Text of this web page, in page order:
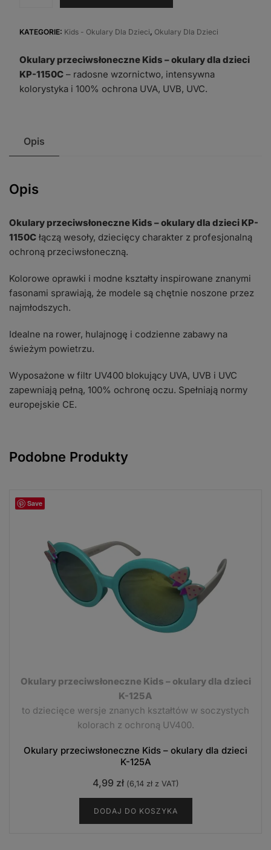
Kids
okulary
dla
dzieci
KATEGORIE: Kids - Okulary Dla Dzieci, Okulary Dla Dzieci
Okulary przeciwsłoneczne Kids – okulary dla dzieci
KP-1150C– radosne wzornictwo, intensywna
kolorystyka i 100% ochrona UVA, UVB, UVC.
Opis
Opis
Okulary przeciwsłoneczne Kids – okulary dla dzieci KP-
1150C łączą wesoły, dziecięcy charakter z profesjonalną
ochroną przeciwsłoneczną.
Kolorowe oprawki i modne kształty inspirowane znanymi
fasonami sprawiają, że modele są chętnie noszone przez
najmłodszych.
Idealne na rower, hulajnogę i codzienne zabawy na
świeżym powietrzu.
Wyposażone w filtr UV400 blokujący UVA, UVB i UVC
zapewniają pełną, 100% ochronę oczu. Spełniają normy
europejskie CE.
Podobne Produkty
Save
Okulary przeciwsłoneczne Kids – okulary dla dzieci
K-125A
to dziecięce wersje znanych kształtów w soczystych
kolorach z ochroną UV400.
Okulary przeciwsłoneczne Kids – okulary dla dzieci
K-125A
4,99 zł (6,14 złz VAT)
DODAJ DO KOSZYKA